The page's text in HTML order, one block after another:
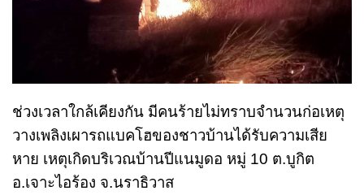
ช่วงเวลาใกล้เคียงกัน มีคนร้ายไม่ทราบจำนวนก่อเหตุ
วางเพลิงเผารถแบคโฮของชาวบ้านได้รับความเสีย
หาย เหตุเกิดบริเวณบ้านปีแนมูดอ หมู่ 10 ต.บูกิต
อ.เจาะไอร้อง จ.นราธิวาส